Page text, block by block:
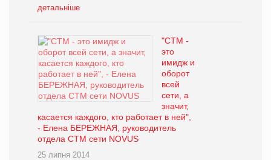
детальніше
"СТМ -
это
имидж и
оборот
всей
сети, а
значит,
касается каждого, кто работает в ней",
- Елена БЕРЕЖНАЯ, руководитель
отдела СТМ сети NOVUS
25 липня 2014